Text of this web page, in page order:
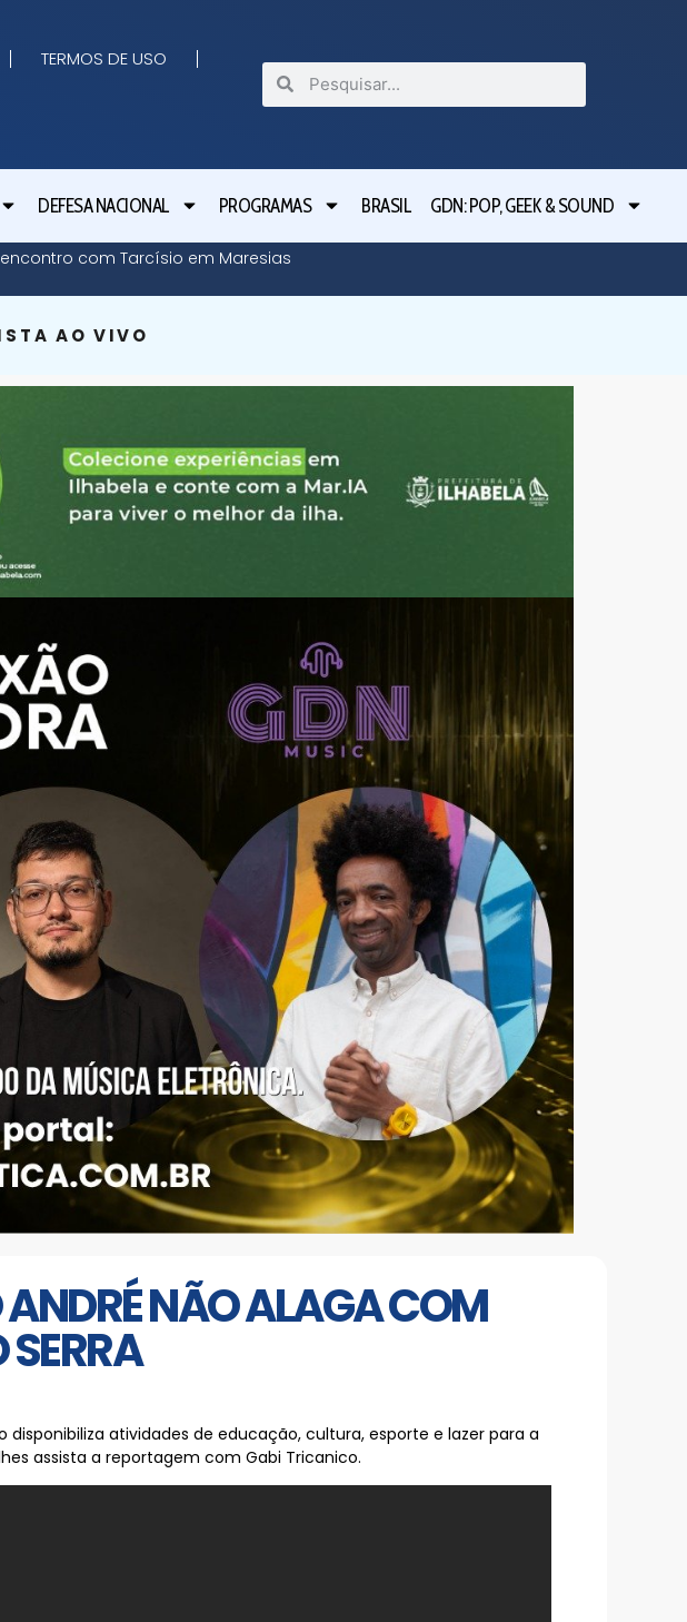
TERMOS DE USO
DEFESA NACIONAL PROGRAMAS BRASIL GDN: POP, GEEK & SOUND
com Tarcísio em Maresias
AO VIVO
ANDRÉ NÃO ALAGA COM
disponibiliza atividades de educação, cultura, esporte e lazer para a
assista a reportagem com Gabi Tricanico.